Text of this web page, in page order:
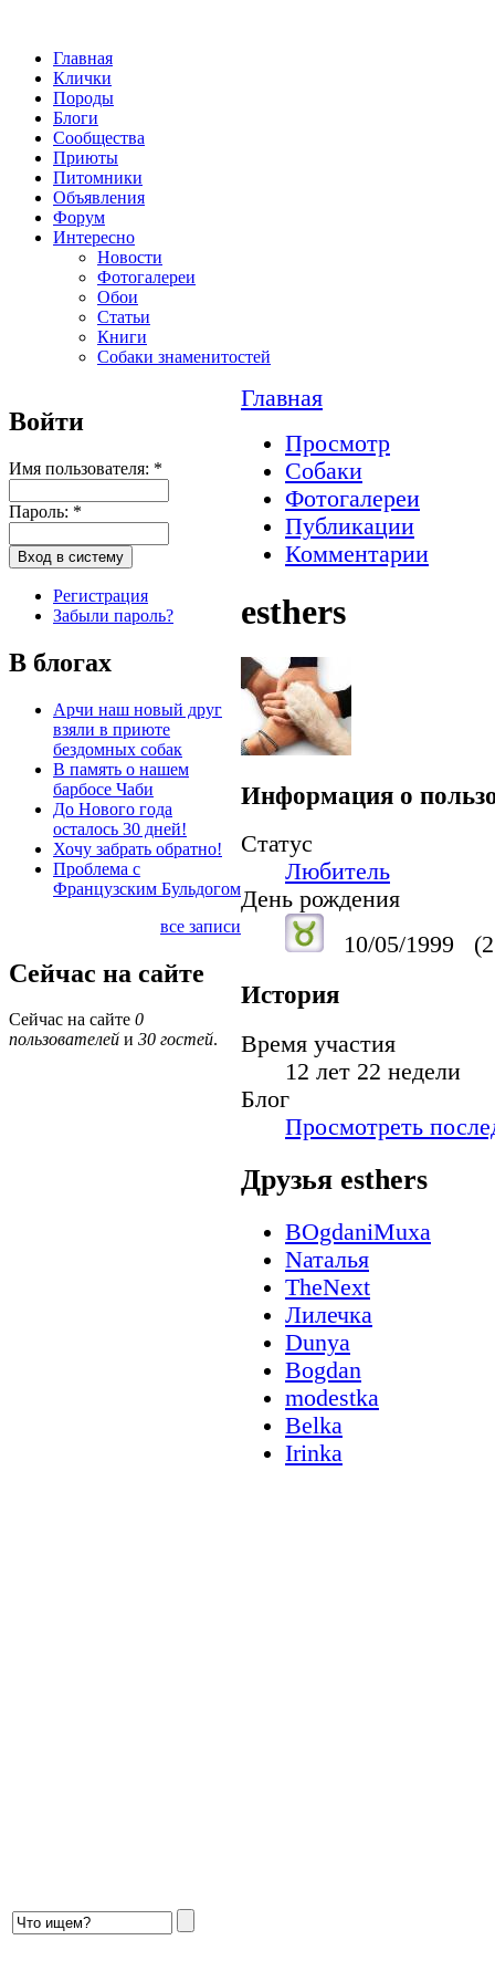
Главная
Клички
Породы
Блоги
Сообщества
Приюты
Питомники
Объявления
Форум
Интересно
Новости
Фотогалереи
Обои
Статьи
Книги
Собаки знаменитостей
Войти
Имя пользователя: *
Пароль: *
Регистрация
Забыли пароль?
В блогах
Арчи наш новый друг
взяли в приюте
бездомных собак
В память о нашем
барбосе Чаби
До Нового года
осталось 30 дней!
Хочу забрать обратно!
Проблема с
Французским Бульдогом
все записи
Сейчас на сайте
Сейчас на сайте 0
пользователей и 30 гостей.
Главная
Просмотр
Собаки
Фотогалереи
Публикации
Комментарии
esthers
Информация о
Статус
Любитель
День рождения
10/05/1999
История
Время участия
12 лет 22 недели
Блог
Просмотреть
Друзья esthers
BOgdaniMuxa
Nаталья
TheNext
Лилечка
Dunya
Bogdan
modestka
Belka
Irinka